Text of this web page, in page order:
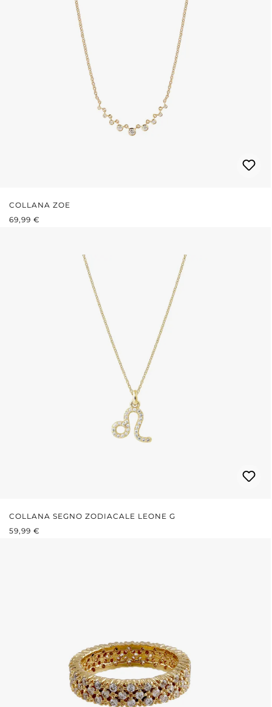
COLLANA ZOE
PREZZO NORMALE:
69,99 €
COLLANA SEGNO ZODIACALE LEONE G
PREZZO NORMALE:
59,99 €